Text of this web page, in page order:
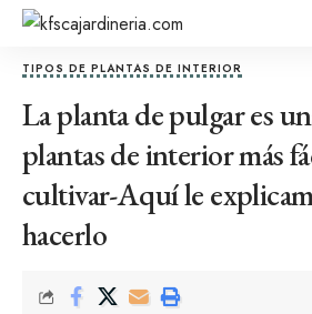
TIPOS DE PLANTAS DE INTERIOR
La planta de pulgar es
plantas de interior más
cultivar-Aquí le
hacerlo